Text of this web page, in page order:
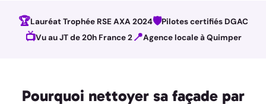
🏆Lauréat Trophée RSE AXA 2024🛡️Pilotes certifiés DGAC
📺Vu au JT de 20h France 2📍Agence locale à Quimper
Pourquoi nettoyer sa façade par